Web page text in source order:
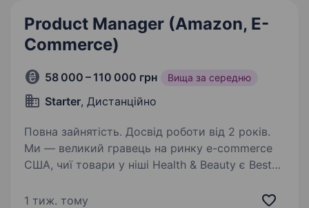
Product Manager (Amazon, E-
Commerce)
58 000 – 110 000 грн Вища за середню
Starter, Дистанційно
Повна зайнятість. Досвід роботи від 2 років.
Ми — великий гравець на ринку e-commerce
США, чиї товари у ніші Health & Beauty є Best
всесвітньо відомими брендами. Ми шукаємо
1 тиж. тому